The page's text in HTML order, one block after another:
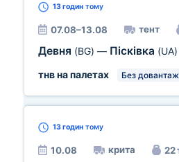
13 годин тому
07.08–13.08 тент
Девня (BG) — Пісківка (UA)
тнв на палетах
Без
13 годин тому
10.08 крита 22